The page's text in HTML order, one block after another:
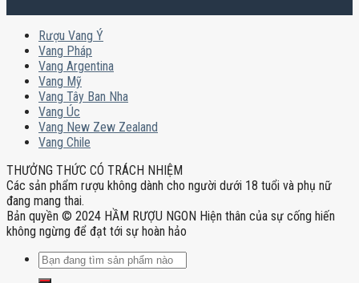
Rượu Vang Ý
Vang Pháp
Vang Argentina
Vang Mỹ
Vang Tây Ban Nha
Vang Úc
Vang New Zew Zealand
Vang Chile
THƯỞNG THỨC CÓ TRÁCH NHIỆM
Các sản phẩm rượu không dành cho người dưới 18 tuổi và phụ nữ
đang mang thai.
Bản quyền © 2024 HẦM RƯỢU NGON Hiện thân của sự cống hiến
không ngừng để đạt tới sự hoàn hảo
Tìm